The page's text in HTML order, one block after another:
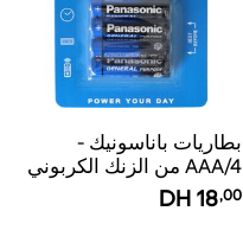
بطاريات باناسونيك -
AAA/4 من الزنك الكربوني
18,00